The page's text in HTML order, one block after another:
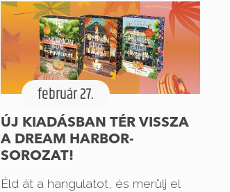
február 27.
ÚJ KIADÁSBAN TÉR VISSZA
A DREAM HARBOR-
SOROZAT!
Éld át a hangulatot, és merülj el